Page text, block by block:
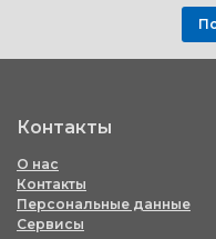
Контакты
О нас
Контакты
Персональные данные
Сервисы